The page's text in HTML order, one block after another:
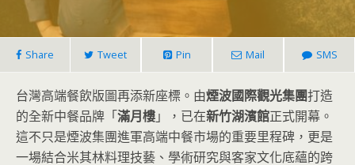
Share Tweet Pin Mail SMS
台灣高端餐飲版圖再添新座標。由煙波國際觀光集團打造
的全新中餐品牌「滿月樓」，已在新竹湖濱館正式開幕。
這不只是煙波集團進軍高端中餐市場的重要里程碑，更是
一場結合米其林料理技藝、學術研究與客家文化底蘊的跨